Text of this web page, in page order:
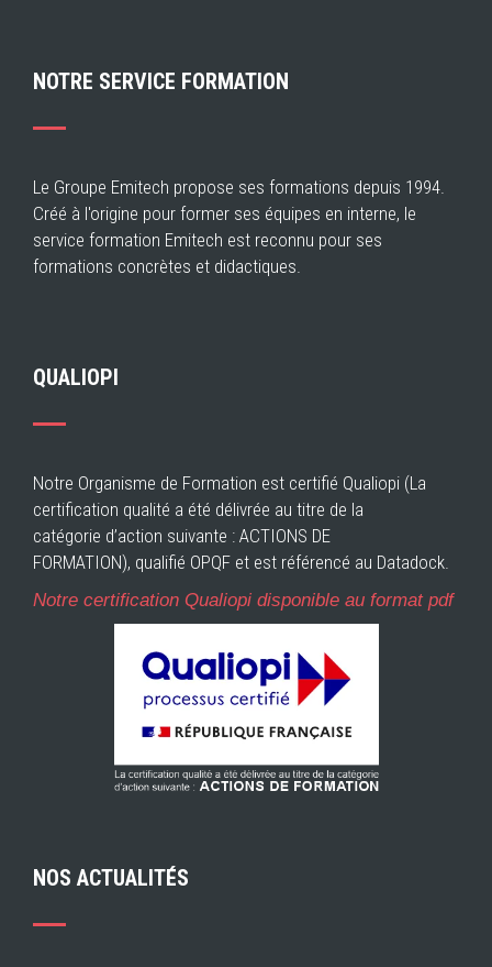
NOTRE SERVICE FORMATION
Le Groupe Emitech propose ses formations depuis 1994.
Créé à l'origine pour former ses équipes en interne, le
service formation Emitech est reconnu pour ses
formations concrètes et didactiques.
QUALIOPI
Notre Organisme de Formation est certifié Qualiopi (La
certification qualité a été délivrée au titre de la
catégorie d’action suivante : ACTIONS DE
FORMATION), qualifié OPQF et est référencé au Datadock.
Notre certification Qualiopi disponible au format pdf
NOS ACTUALITÉS